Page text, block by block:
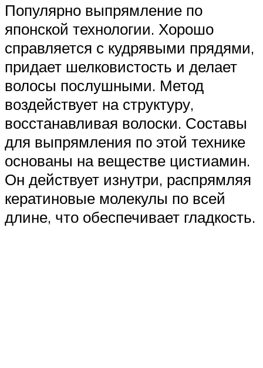
Популярно выпрямление по
японской технологии. Хорошо
справляется с кудрявыми прядями,
придает шелковистость и делает
волосы послушными. Метод
воздействует на структуру,
восстанавливая волоски. Составы
для выпрямления по этой технике
основаны на веществе цистиамин.
Он действует изнутри, распрямляя
кератиновые молекулы по всей
длине, что обеспечивает гладкость.